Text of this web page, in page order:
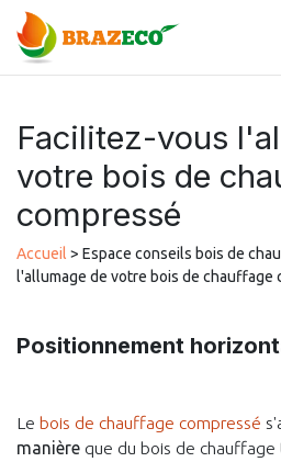
Se rendre au contenu
Facilitez-vous
votre bois de
compressé
Accueil > Espace conseils bois de
l'allumage de votre bois de chauffage
Positionnement
Le bois de chauffage compressé
manière que du bois de